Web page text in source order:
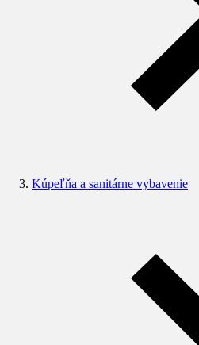
Kúpeľňa a sanitárne vybavenie